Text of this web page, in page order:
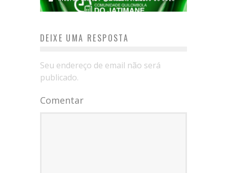
DEIXE UMA RESPOSTA
Seu endereço de email não será
publicado.
Comentar